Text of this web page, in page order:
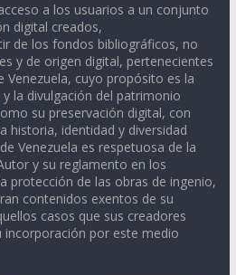
a los usuarios a un conjunto
digital creados,
de los fondos bibliográficos, no
y de origen digital, pertenecientes
Venezuela, cuyo propósito es la
la divulgación del patrimonio
su preservación digital, con
historia, identidad y diversidad
Venezuela es respetuosa de la
y su reglamento en los
protección de las obras de ingenio,
contenidos exentos de su
casos que sus creadores
por este medio